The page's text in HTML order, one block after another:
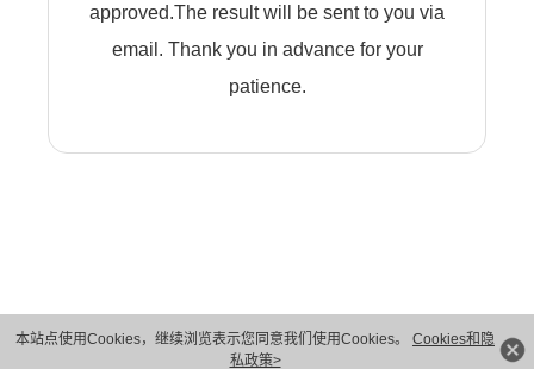
本站点使用Cookies，继续浏览表示您同意我们使用Cookies。 Cookies和隐
私政策>
approved.The result will be sent to you via
email. Thank you in advance for your
patience.
版权所有 © 华为技术有限公司 1998-2026。 保留一切权利。粤A2-20044005号
隐私保护
法律声明